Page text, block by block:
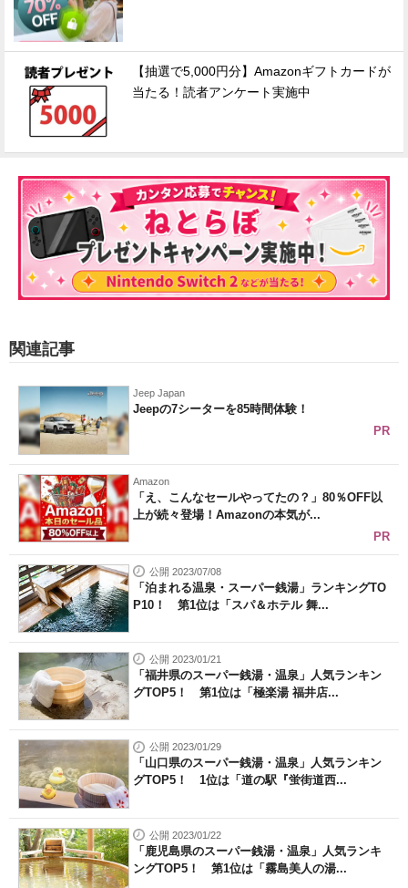
【抽選で5,000円分】Amazonギフトカードが
当たる！読者アンケート実施中
関連記事
Jeep Japan
Jeepの7シーターを85時間体験！
PR
Amazon
「え、こんなセールやってたの？」80％OFF以
上が続々登場！Amazonの本気が...
PR
公開 2023/07/08
「泊まれる温泉・スーパー銭湯」ランキングTO
P10！ 第1位は「スパ＆ホテル 舞...
公開 2023/01/21
「福井県のスーパー銭湯・温泉」人気ランキン
グTOP5！ 第1位は「極楽湯 福井店...
公開 2023/01/29
「山口県のスーパー銭湯・温泉」人気ランキン
グTOP5！ 1位は「道の駅『蛍街道西...
公開 2023/01/22
「鹿児島県のスーパー銭湯・温泉」人気ランキ
ングTOP5！ 第1位は「霧島美人の湯...